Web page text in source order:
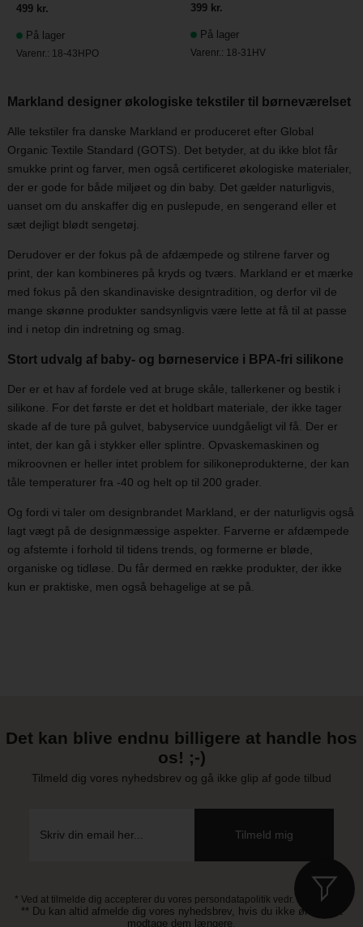
499 kr.
På lager
Varenr.: 18-43HPO
399 kr.
På lager
Varenr.: 18-31HV
Markland designer økologiske tekstiler til børneværelset
Alle tekstiler fra danske Markland er produceret efter Global
Organic Textile Standard (GOTS). Det betyder, at du ikke blot får
smukke print og farver, men også certificeret økologiske materialer,
der er gode for både miljøet og din baby. Det gælder naturligvis,
uanset om du anskaffer dig en puslepude, en sengerand eller et
sæt dejligt blødt sengetøj.
Derudover er der fokus på de afdæmpede og stilrene farver og
print, der kan kombineres på kryds og tværs. Markland er et mærke
med fokus på den skandinaviske designtradition, og derfor vil de
mange skønne produkter sandsynligvis være lette at få til at passe
ind i netop din indretning og smag.
Stort udvalg af baby- og børneservice i BPA-fri silikone
Der er et hav af fordele ved at bruge skåle, tallerkener og bestik i
silikone. For det første er det et holdbart materiale, der ikke tager
skade af de ture på gulvet, babyservice uundgåeligt vil få. Der er
intet, der kan gå i stykker eller splintre. Opvaskemaskinen og
mikroovnen er heller intet problem for silikoneprodukterne, der kan
tåle temperaturer fra -40 og helt op til 200 grader.
Og fordi vi taler om designbrandet Markland, er der naturligvis også
lagt vægt på de designmæssige aspekter. Farverne er afdæmpede
og afstemte i forhold til tidens trends, og formerne er bløde,
organiske og tidløse. Du får dermed en række produkter, der ikke
kun er praktiske, men også behagelige at se på.
Det kan blive endnu billigere at handle hos
os! ;-)
Tilmeld dig vores nyhedsbrev og gå ikke glip af gode tilbud
* Ved at tilmelde dig accepterer du vores persondatapolitik vedr. nyhedsbrev
** Du kan altid afmelde dig vores nyhedsbrev, hvis du ikke ønsker at
modtage dem længere.